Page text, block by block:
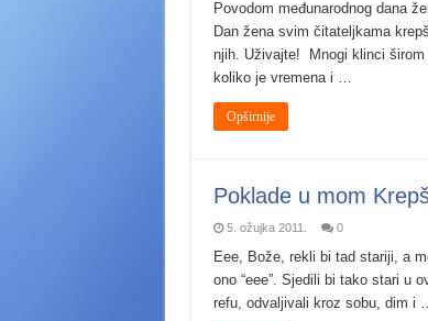
Povodom međunarodnog dana
Dan žena svim čitateljkama
njih. Uživajte! Mnogi klinci
koliko je vremena i …
Opširnije
Poklade u mom
5. ožujka 2011. 0
Eee, Bože, rekli bi tad stariji, a
ono “eee”. Sjedili bi tako stari u
refu, odvaljivali kroz sobu, dim i …